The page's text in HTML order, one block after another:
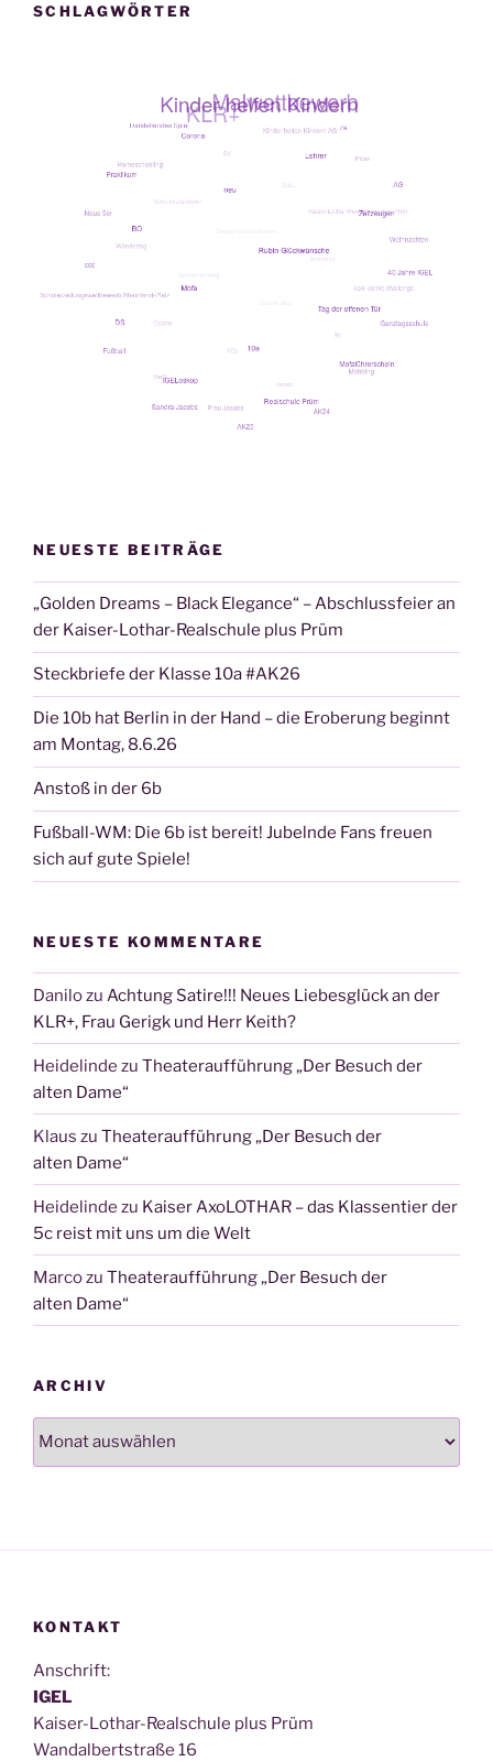
SCHLAGWÖRTER
NEUESTE BEITRÄGE
„Golden Dreams – Black Elegance“ – Abschlussfeier an
der Kaiser-Lothar-Realschule plus Prüm
Steckbriefe der Klasse 10a #AK26
Die 10b hat Berlin in der Hand – die Eroberung beginnt
am Montag, 8.6.26
Anstoß in der 6b
Fußball-WM: Die 6b ist bereit! Jubelnde Fans freuen
sich auf gute Spiele!
NEUESTE KOMMENTARE
Danilozu Achtung Satire!!! Neues Liebesglück an der
KLR+, Frau Gerigk und Herr Keith?
Heidelinde zu Theateraufführung „Der Besuch der
alten Dame“
Klaus zu Theateraufführung „Der Besuch der
alten Dame“
Heidelinde zu Kaiser AxoLOTHAR – das Klassentier der
5c reist mit uns um die Welt
Marcozu Theateraufführung „Der Besuch der
alten Dame“
ARCHIV
KONTAKT
Anschrift:
IGEL
Kai­ser-Lothar-Real­schu­le plus Prüm
Wan­dal­bert­stra­ße 16